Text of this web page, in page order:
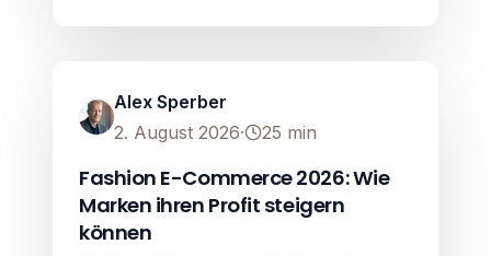
Alex Sperber
2. August 2026· 25 min
Fashion E-Commerce 2026: Wie
Marken ihren Profit steigern
können